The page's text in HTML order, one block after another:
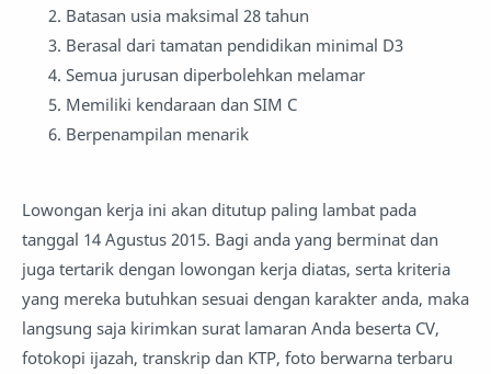
Batasan usia maksimal 28 tahun
Berasal dari tamatan pendidikan minimal D3
Semua jurusan diperbolehkan melamar
Memiliki kendaraan dan SIM C
Berpenampilan menarik
Lowongan kerja ini akan ditutup paling lambat pada
tanggal 14 Agustus 2015. Bagi anda yang berminat dan
juga tertarik dengan lowongan kerja diatas, serta kriteria
yang mereka butuhkan sesuai dengan karakter anda, maka
langsung saja kirimkan surat lamaran Anda beserta CV,
fotokopi ijazah, transkrip dan KTP, foto berwarna terbaru